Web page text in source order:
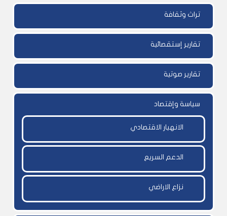
تراث وثقافة
تقارير إستقصائية
تقارير صوتية
سياسة وإقتصاد
الانهيار الاقتصادي
الدعم السريع
نزاع الاراضي